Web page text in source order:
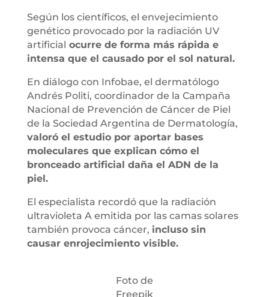
Según los científicos, el envejecimiento
genético provocado por la radiación UV
artificial ocurre de forma más rápida e
intensa que el causado por el sol natural.
En diálogo con Infobae, el dermatólogo
Andrés Politi, coordinador de la Campaña
Nacional de Prevención de Cáncer de Piel
de la Sociedad Argentina de Dermatología,
valoró el estudio por aportar bases
moleculares que explican cómo el
bronceado artificial daña el ADN de la
piel.
El especialista recordó que la radiación
ultravioleta A emitida por las camas solares
también provoca cáncer, incluso sin
causar enrojecimiento visible.
Foto de
Freepik